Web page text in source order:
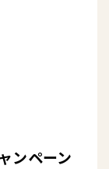
ンペーン